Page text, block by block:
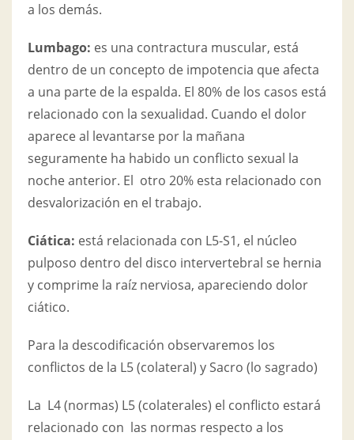
a los demás.
Lumbago: es una contractura muscular, está
dentro de un concepto de impotencia que afecta
a una parte de la espalda. El 80% de los casos está
relacionado con la sexualidad. Cuando el dolor
aparece al levantarse por la mañana
seguramente ha habido un conflicto sexual la
noche anterior. El otro 20% esta relacionado con
desvalorización en el trabajo.
Ciática: está relacionada con L5-S1, el núcleo
pulposo dentro del disco intervertebral se hernia
y comprime la raíz nerviosa, apareciendo dolor
ciático.
Para la descodificación observaremos los
conflictos de la L5 (colateral) y Sacro (lo sagrado)
La L4 (normas) L5 (colaterales) el conflicto estará
relacionado con las normas respecto a los